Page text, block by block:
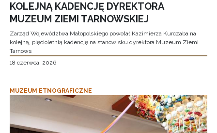
KOLEJNĄ KADENCJĘ DYREKTORA
MUZEUM ZIEMI TARNOWSKIEJ
Zarząd Województwa Małopolskiego powołał Kazimierza Kurczaba na
kolejną, pięcioletnią kadencję na stanowisku dyrektora Muzeum Ziemi
Tarnows
18 czerwca, 2026
MUZEUM ETNOGRAFICZNE